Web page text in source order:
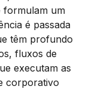
formulam um
é passada
têm profundo
fluxos de
executam as
corporativo